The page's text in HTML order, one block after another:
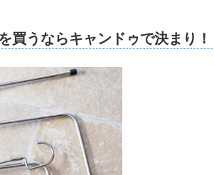
買うならキャンドゥで決まり！